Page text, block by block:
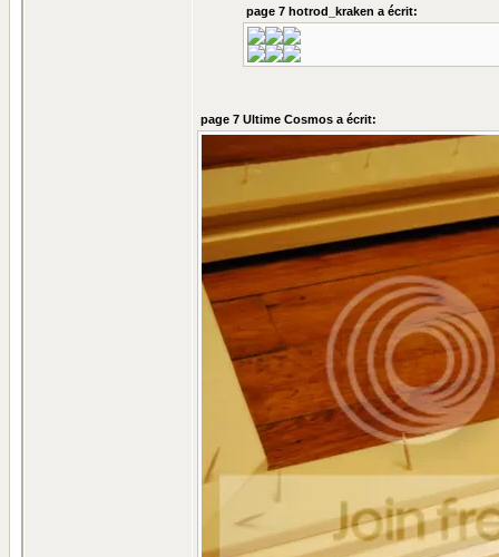
page 7 hotrod_kraken a écrit:
page 7 Ultime Cosmos a écrit: